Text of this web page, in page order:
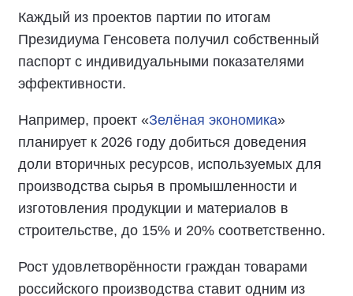
Каждый из проектов партии по итогам
Президиума Генсовета получил собственный
паспорт с индивидуальными показателями
эффективности.
Например, проект «Зелёная экономика»
планирует к 2026 году добиться доведения
доли вторичных ресурсов, используемых для
производства сырья в промышленности и
изготовления продукции и материалов в
строительстве, до 15% и 20% соответственно.
Рост удовлетворённости граждан товарами
российского производства ставит одним из